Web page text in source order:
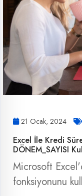
21 Ocak, 2024
Excel İle Kredi
DÖNEM_SAYISI
Microsoft
fonksiyonunu